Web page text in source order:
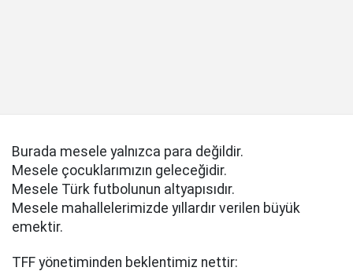
Burada mesele yalnızca para değildir.
Mesele çocuklarımızın geleceğidir.
Mesele Türk futbolunun altyapısıdır.
Mesele mahallelerimizde yıllardır verilen büyük
emektir.
TFF yönetiminden beklentimiz nettir: